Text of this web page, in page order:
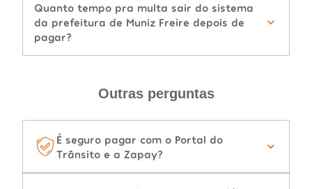
Quanto tempo pra multa sair do sistema
da prefeitura de Muniz Freire depois de
pagar?
Outras perguntas
É seguro pagar com o Portal do
Trânsito e a Zapay?